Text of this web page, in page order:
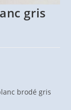
gris
brodé gris